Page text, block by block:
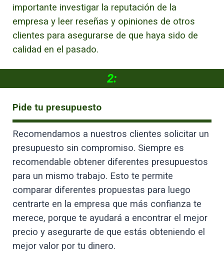
importante investigar la reputación de la
empresa y leer reseñas y opiniones de otros
clientes para asegurarse de que haya sido de
calidad en el pasado.
2:
Pide tu presupuesto
Recomendamos a nuestros clientes solicitar un
presupuesto sin compromiso. Siempre es
recomendable obtener diferentes presupuestos
para un mismo trabajo. Esto te permite
comparar diferentes propuestas para luego
centrarte en la empresa que más confianza te
merece, porque te ayudará a encontrar el mejor
precio y asegurarte de que estás obteniendo el
mejor valor por tu dinero.